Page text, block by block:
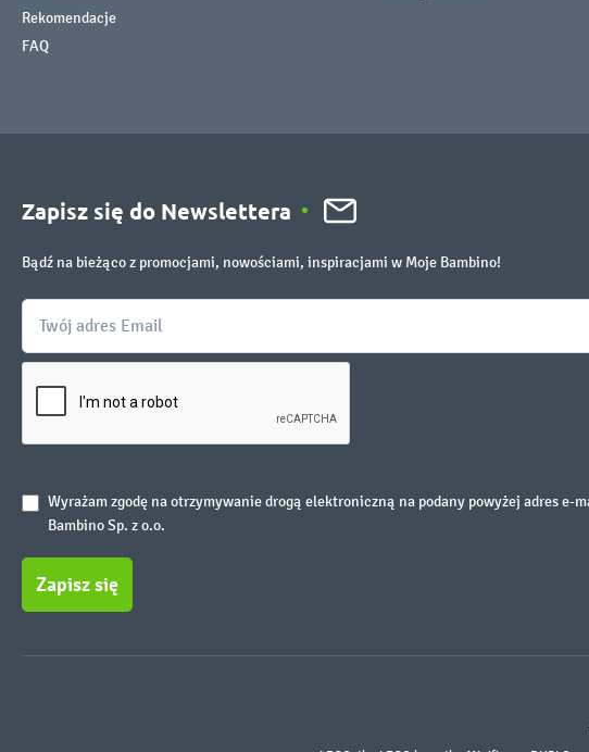
Rekomendacje
FAQ
Zapisz się do Newslettera
Bądź na bieżąco z promocjami, nowościami, inspiracjami w Moje Bambino!
Wyrażam zgodę na otrzymywanie drogą elektroniczną na podany powyżej adres
Bambino Sp. z o.o.
Zapisz się